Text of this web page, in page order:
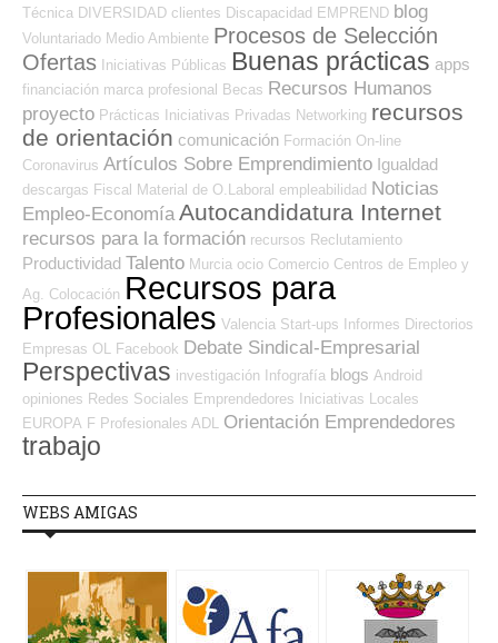
Técnica DIVERSIDAD clientes Discapacidad EMPREND blog
Voluntariado Medio Ambiente Procesos de Selección
Ofertas Iniciativas Públicas Buenas prácticas apps
financiación marca profesional Becas Recursos Humanos
proyecto Prácticas Iniciativas Privadas Networking recursos
de orientación comunicación Formación On-line
Coronavirus Artículos Sobre Emprendimiento Igualdad
descargas Fiscal Material de O.Laboral empleabilidad Noticias
Empleo-Economía Autocandidatura Internet
recursos para la formación recursos Reclutamiento
Productividad Talento Murcia ocio Comercio Centros de Empleo y
Ag. Colocación Recursos para
Profesionales Valencia Start-ups Informes Directorios
Empresas OL Facebook Debate Sindical-Empresarial
Perspectivas investigación Infografía blogs Android
opiniones Redes Sociales Emprendedores
Iniciativas Locales
EUROPA F Profesionales ADL Orientación Emprendedores
trabajo
WEBS AMIGAS